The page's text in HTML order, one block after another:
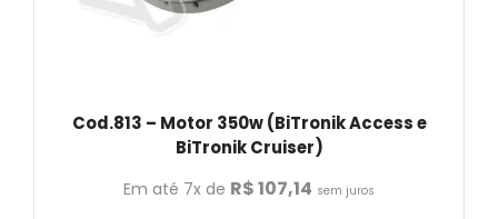
Cod.813 – Motor 350w (BiTronik Access e
BiTronik Cruiser)
Em até 7x de R$107,14 sem juros